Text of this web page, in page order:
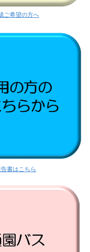
ご希望の方へ
書はこちら